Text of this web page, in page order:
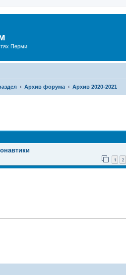
Перми
Архив форума Архив 2020-2021
1 2